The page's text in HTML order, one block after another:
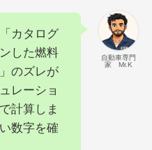
自動車専門
家 Mr.K
カタログ
した燃料
のズレが
レーショ
計算しま
数字を確